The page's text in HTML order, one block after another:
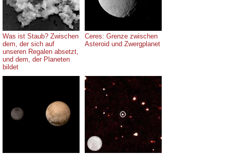
Was ist Staub? Zwischen
dem, der sich auf
unseren Regalen absetzt,
und dem, der Planeten
bildet
Ceres: Grenze zwischen
Asteroid und Zwergplanet